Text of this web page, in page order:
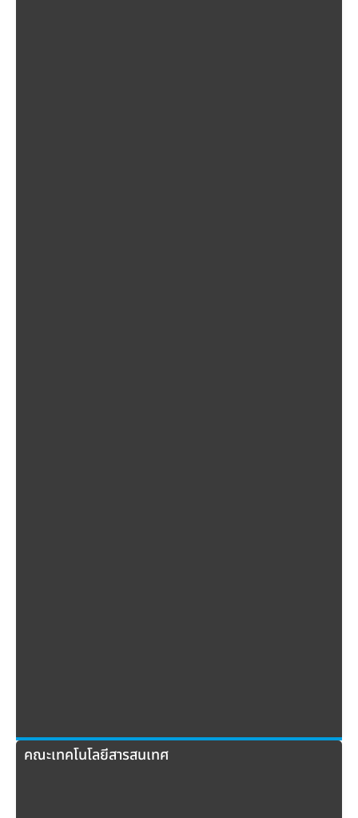
คณะเทคโนโลยีสารสนเทศ